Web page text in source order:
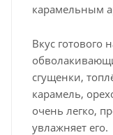
карамельным
Вкус готового
сгущенки,
карамель,
очень легко,
увлажняет его.